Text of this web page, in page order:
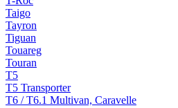
Taigo
Tayron
Tiguan
Touareg
Touran
T5
T5 Transporter
T6 / T6.1 Multivan, Caravelle